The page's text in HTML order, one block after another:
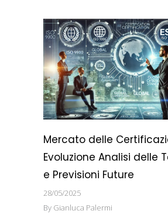
Mercato delle
Evoluzione Analisi delle
e Previsioni Future
28/05/2025
By Gianluca Palermi